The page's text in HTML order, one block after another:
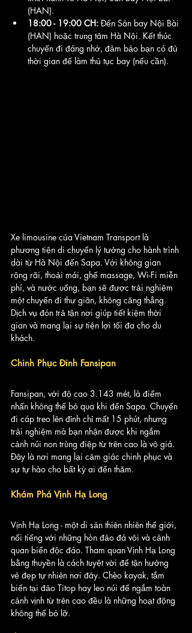
(HAN).
18:00 - 19:00 CH: Đến Sân bay Nội Bài
(HAN) hoặc trung tâm Hà Nội. Kết thúc
chuyến đi đáng nhớ, đảm bảo bạn có đủ
thời gian để làm thủ tục bay (nếu cần).
Xe limousine của Vietnam Transport là
phương tiện di chuyển lý tưởng cho hành trình
dài từ Hà Nội đến Sapa. Với không gian
rộng rãi, thoải mái, ghế massage, Wi-Fi miễn
phí, và nước uống, bạn sẽ được trải nghiệm
một chuyến đi thư giãn, không căng thẳng.
Dịch vụ đón trả tận nơi giúp tiết kiệm thời
gian và mang lại sự tiện lợi tối đa cho du
khách.
Chinh Phục Đỉnh Fansipan
Fansipan, với độ cao 3.143 mét, là điểm
nhấn không thể bỏ qua khi đến Sapa. Chuyến
đi cáp treo lên đỉnh chỉ mất 15 phút, nhưng
trải nghiệm mà bạn nhận được khi ngắm
cảnh núi non trùng điệp từ trên cao là vô giá.
Đây là nơi mang lại cảm giác chinh phục và
sự tự hào cho bất kỳ ai đến thăm.
Khám Phá Vịnh Hạ Long
Vịnh Hạ Long - một di sản thiên nhiên thế giới,
nổi tiếng với những hòn đảo đá vôi và cảnh
quan biển độc đáo. Tham quan Vịnh Hạ Long
bằng thuyền là cách tuyệt vời để tận hưởng
vẻ đẹp tự nhiên nơi đây. Chèo kayak, tắm
biển tại đảo Titop hay leo núi để ngắm toàn
cảnh vịnh từ trên cao đều là những hoạt động
không thể bỏ lỡ.